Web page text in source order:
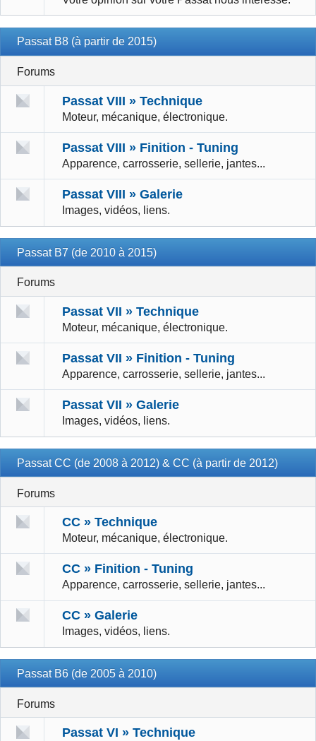
Passat B8 (à partir de 2015)
Forums
Passat VIII » Technique
Moteur, mécanique, électronique.
Passat VIII » Finition - Tuning
Apparence, carrosserie, sellerie, jantes...
Passat VIII » Galerie
Images, vidéos, liens.
Passat B7 (de 2010 à 2015)
Forums
Passat VII » Technique
Moteur, mécanique, électronique.
Passat VII » Finition - Tuning
Apparence, carrosserie, sellerie, jantes...
Passat VII » Galerie
Images, vidéos, liens.
Passat CC (de 2008 à 2012) & CC (à partir de 2012)
Forums
CC » Technique
Moteur, mécanique, électronique.
CC » Finition - Tuning
Apparence, carrosserie, sellerie, jantes...
CC » Galerie
Images, vidéos, liens.
Passat B6 (de 2005 à 2010)
Forums
Passat VI » Technique